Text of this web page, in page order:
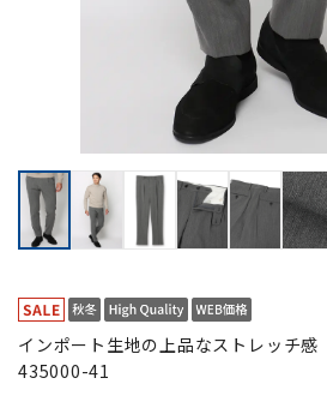
インポート生地の上品なストレッチ感
435000-41